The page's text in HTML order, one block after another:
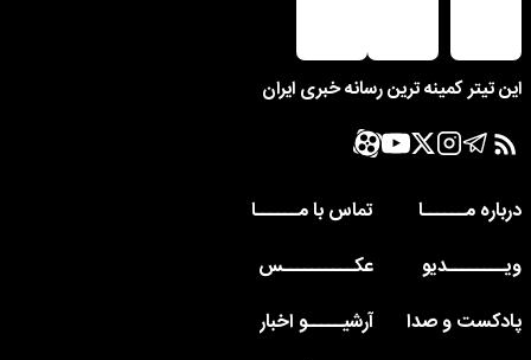
این تیتر کمینه ترین رسانه خبری ایران
درباره مــــــا
تماس با مــــــا
ویــــــــدیو
عکــــــــــس
پادکست و صدا
آرشیـــــو اخبار